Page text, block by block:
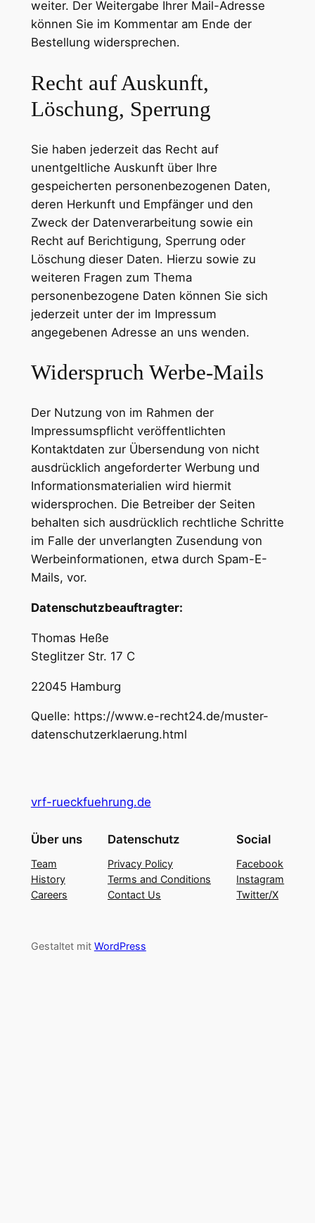
weiter. Der Weitergabe Ihrer Mail-Adresse
können Sie im Kommentar am Ende der
Bestellung widersprechen.
Recht auf Auskunft,
Löschung, Sperrung
Sie haben jederzeit das Recht auf
unentgeltliche Auskunft über Ihre
gespeicherten personenbezogenen Daten,
deren Herkunft und Empfänger und den
Zweck der Datenverarbeitung sowie ein
Recht auf Berichtigung, Sperrung oder
Löschung dieser Daten. Hierzu sowie zu
weiteren Fragen zum Thema
personenbezogene Daten können Sie sich
jederzeit unter der im Impressum
angegebenen Adresse an uns wenden.
Widerspruch Werbe-Mails
Der Nutzung von im Rahmen der
Impressumspflicht veröffentlichten
Kontaktdaten zur Übersendung von nicht
ausdrücklich angeforderter Werbung und
Informationsmaterialien wird hiermit
widersprochen. Die Betreiber der Seiten
behalten sich ausdrücklich rechtliche Schritte
im Falle der unverlangten Zusendung von
Werbeinformationen, etwa durch Spam-E-
Mails, vor.
Datenschutzbeauftragter:
Thomas Heße
Steglitzer Str. 17 C
22045 Hamburg
Quelle: https://www.e-recht24.de/muster-
datenschutzerklaerung.html
vrf-rueckfuehrung.de
Über uns
Team
History
Careers
Datenschutz
Privacy Policy
Terms and Conditions
Contact Us
Social
Facebook
Instagram
Twitter/X
Gestaltet mit WordPress